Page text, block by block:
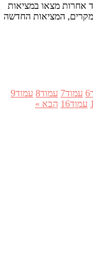
אחרות מצאו במציאות
המציאות החדשה
6 עמוד7 עמוד8 עמוד9
עמוד16 הבא »